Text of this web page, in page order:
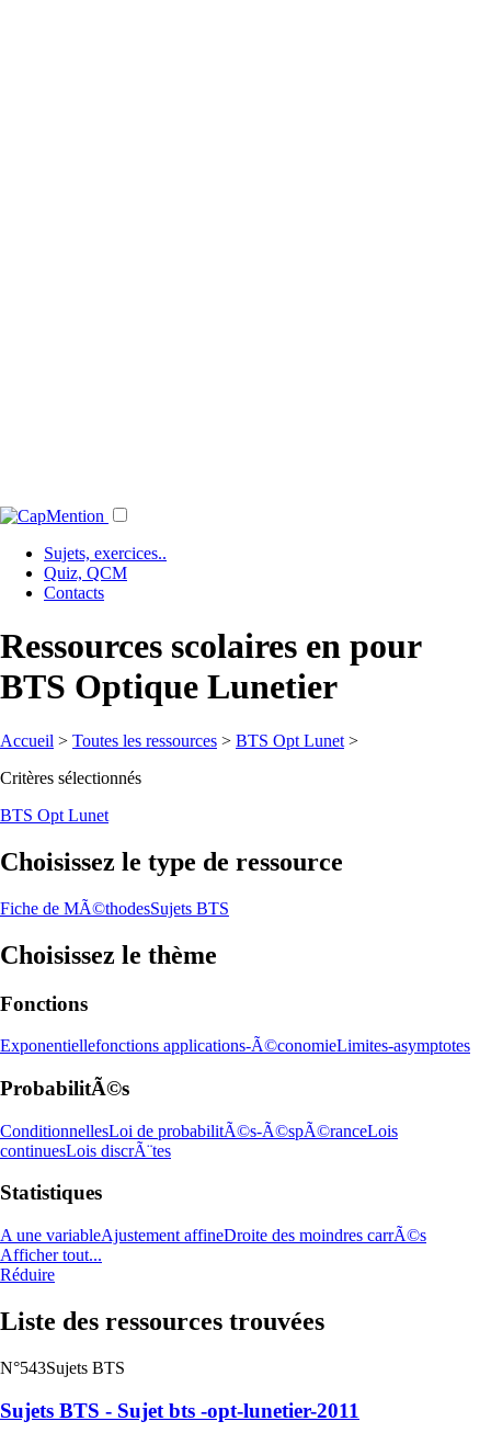
Sujets, exercices..
Quiz, QCM
Contacts
Ressources scolaires en pour
BTS Optique Lunetier
Accueil > Toutes les ressources > BTS Opt Lunet >
Critères sélectionnés
BTS Opt Lunet
Choisissez le type de ressource
Fiche de MÃ©thodesSujets BTS
Choisissez le thème
Fonctions
Exponentiellefonctions applications-Ã©conomieLimites-asymptotes
ProbabilitÃ©s
ConditionnellesLoi de probabilitÃ©s-Ã©spÃ©ranceLois
continuesLois discrÃ¨tes
Statistiques
A une variableAjustement affineDroite des moindres carrÃ©s
Afficher tout...
Réduire
Liste des ressources trouvées
N°543Sujets BTS
Sujets BTS - Sujet bts -opt-lunetier-2011